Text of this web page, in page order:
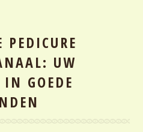
PEDICURE
UW
GOEDE